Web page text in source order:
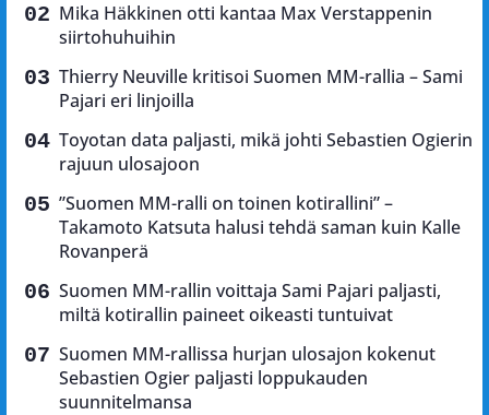
Mika Häkkinen otti kantaa Max Verstappenin
siirtohuhuihin
Thierry Neuville kritisoi Suomen MM-rallia – Sami
Pajari eri linjoilla
Toyotan data paljasti, mikä johti Sebastien Ogierin
rajuun ulosajoon
”Suomen MM-ralli on toinen kotirallini” –
Takamoto Katsuta halusi tehdä saman kuin Kalle
Rovanperä
Suomen MM-rallin voittaja Sami Pajari paljasti,
miltä kotirallin paineet oikeasti tuntuivat
Suomen MM-rallissa hurjan ulosajon kokenut
Sebastien Ogier paljasti loppukauden
suunnitelmansa